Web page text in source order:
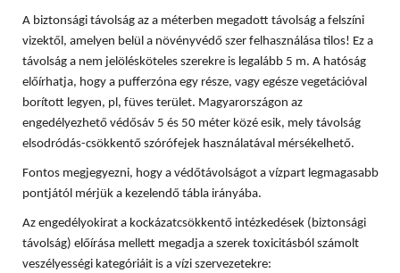
A biztonsági távolság az a méterben megadott távolság a felszíni
vizektől, amelyen belül a növényvédő szer felhasználása tilos! Ez a
távolság a nem jelölésköteles szerekre is legalább 5 m. A hatóság
előírhatja, hogy a pufferzóna egy része, vagy egésze vegetációval
borított legyen, pl, füves terület. Magyarországon az
engedélyezhető védősáv 5 és 50 méter közé esik, mely távolság
elsodródás-csökkentő szórófejek használatával mérsékelhető.
Fontos megjegyezni, hogy a védőtávolságot a vízpart legmagasabb
pontjától mérjük a kezelendő tábla irányába.
Az engedélyokirat a kockázatcsökkentő intézkedések (biztonsági
távolság) előírása mellett megadja a szerek toxicitásból számolt
veszélyességi kategóriáit is a vízi szervezetekre: